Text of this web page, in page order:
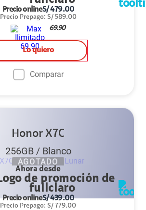
Precio onlineS/479.00
Precio Prepago: S/ 589.00
69.90
Lo quiero
Comparar
Honor X7C
256GB/ Blanco
AGOTADO
Ahora desde
Precio onlineS/439.00
Precio Prepago: S/ 779.00